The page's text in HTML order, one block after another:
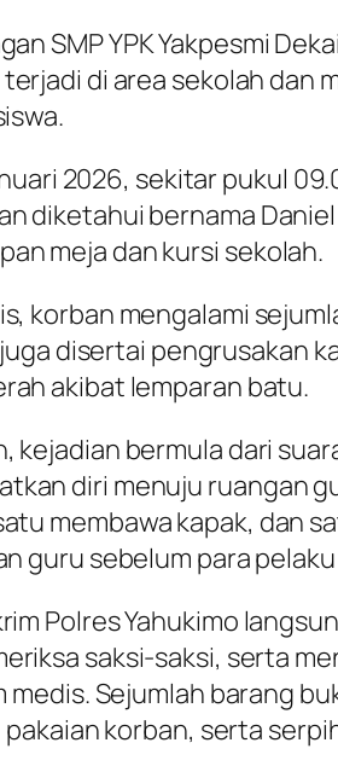
SMP YPK Yakpesmi
di area sekolah
2026, sekitar pukul
diketahui bernama
meja dan kursi sekolah.
korban mengalami
disertai pengrusakan
akibat lemparan batu.
kejadian bermula dari
diri menuju ruangan
membawa kapak, dan
guru sebelum para
Polres Yahukimo
saksi-saksi, serta
Sejumlah barang
korban, serta